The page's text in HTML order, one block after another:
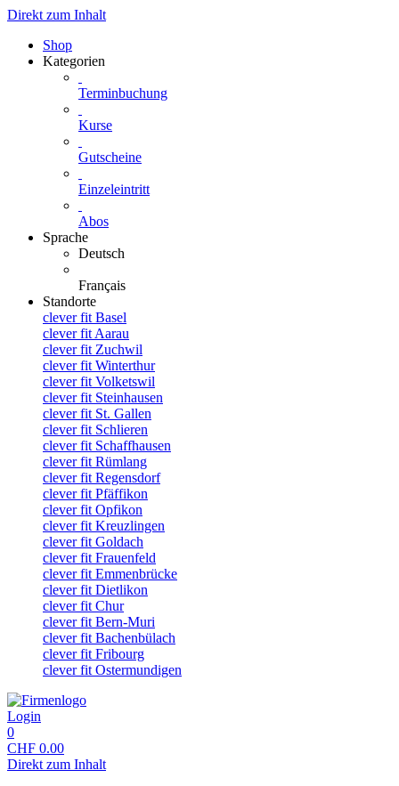
Direkt zum Inhalt
Shop
Kategorien
Terminbuchung
Kurse
Gutscheine
Einzeleintritt
Abos
Sprache
Deutsch
Français
Standorte
clever fit Basel
clever fit Aarau
clever fit Zuchwil
clever fit Winterthur
clever fit Volketswil
clever fit Steinhausen
clever fit St. Gallen
clever fit Schlieren
clever fit Schaffhausen
clever fit Rümlang
clever fit Regensdorf
clever fit Pfäffikon
clever fit Opfikon
clever fit Kreuzlingen
clever fit Goldach
clever fit Frauenfeld
clever fit Emmenbrücke
clever fit Dietlikon
clever fit Chur
clever fit Bern-Muri
clever fit Bachenbülach
clever fit Fribourg
clever fit Ostermundigen
Login
0
CHF 0.00
Direkt zum Inhalt